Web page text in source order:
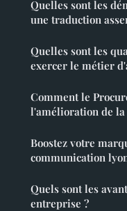
Quelles sont les
une traduction
Quelles sont les
exercer le métier
Comment le
l'amélioration de
Boostez votre
communication
Quels sont les
entreprise ?